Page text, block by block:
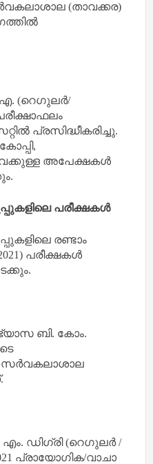
(താവക്കര)
എ. (റെഗുലർ/
പ്രസിദ്ധീകരിച്ചു.
അപേക്ഷകൾ
പരീക്ഷകൾ
രണ്ടാം
പരീക്ഷകൾ
ബി. കോം.
എം. ഡിഗ്രി (റെഗുലർ /
പ്രായോഗിക/വാചാ